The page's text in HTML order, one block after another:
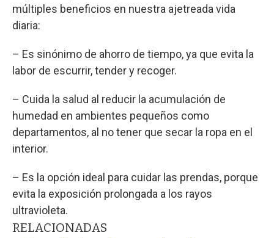
múltiples beneficios en nuestra ajetreada vida
diaria:
– Es sinónimo de ahorro de tiempo, ya que evita la
labor de escurrir, tender y recoger.
– Cuida la salud al reducir la acumulación de
humedad en ambientes pequeños como
departamentos, al no tener que secar la ropa en el
interior.
– Es la opción ideal para cuidar las prendas, porque
evita la exposición prolongada a los rayos
ultravioleta.
RELACIONADAS